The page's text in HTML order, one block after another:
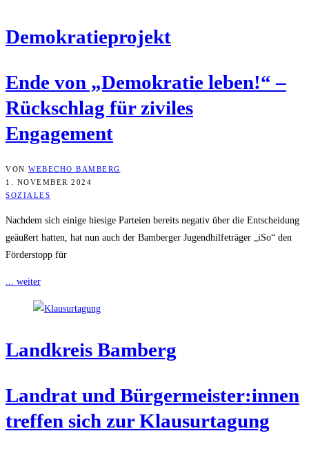
Demo­kra­tie­pro­jekt
Ende von „Demo­kra­tie leben!“ –
Rück­schlag für zivi­les
Engagement
VON WEBECHO BAMBERG
1. NOVEMBER 2024
SOZIALES
Nachdem sich einige hiesige Parteien bereits negativ über die Entscheidung
geäußert hatten, hat nun auch der Bamberger Jugendhilfeträger „iSo“ den
Förderstopp für
... weiter
Land­kreis Bamberg
Land­rat und Bürgermeister:innen
tref­fen sich zur Klausurtagung